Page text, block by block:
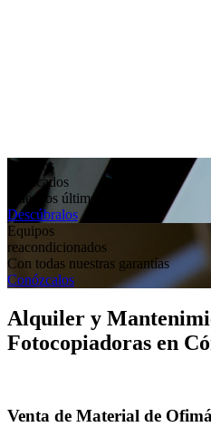
Equipos
destacados
Nuestros últimos modelos
Descúbralos
Equipos
reacondicionados
Con todas nuestras garantías
Conózcalos
Alquiler y
Fotocopiadoras en
Venta de Material de